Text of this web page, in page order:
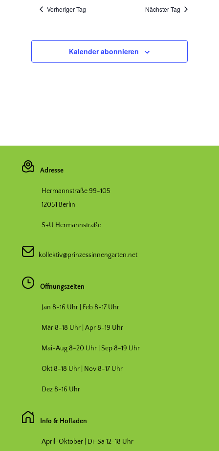
Vorheriger Tag Nächster Tag
Kalender abonnieren
Adresse
Hermannstraße 99-105
12051 Berlin
S+U Hermannstraße
kollektiv@prinzessinnengarten.net
Öffnungszeiten
Jan 8-16 Uhr | Feb 8-17 Uhr
Mär 8-18 Uhr | Apr 8-19 Uhr
Mai-Aug 8-20 Uhr | Sep 8-19 Uhr
Okt 8-18 Uhr | Nov 8-17 Uhr
Dez 8-16 Uhr
Info & Hofladen
April-Oktober | Di-Sa 12-18 Uhr